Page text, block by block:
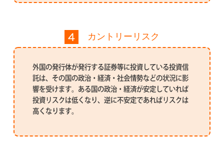
カントリーリスク
外国の発行体が発行する証券等に投資している投資信
託は、その国の政治・経済・社会情勢などの状況に影
響を受けます。ある国の政治・経済が安定していれば
投資リスクは低くなり、逆に不安定であればリスクは
高くなります。